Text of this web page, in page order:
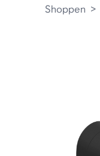
Shoppen >